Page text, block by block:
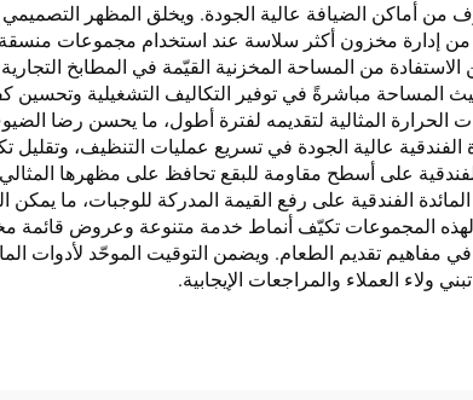
من أماكن الضيافة عالية الجودة. ويخلق المظهر
إدارة مخزون أكثر سلاسة عند استخدام مجموعات منسقة،
الاستفادة من المساحة المخزنية القيّمة في المطابخ
المساحة مباشرةً في توفير التكاليف التشغيلية وتحسين
المثالية لتقديمه لفترة أطول، ما يحسن رضا
عالية الجودة في تسريع عمليات التنظيف، وتقليل
على أسطح مقاومة للبقع تحافظ على مظهرها
الفندقية على رفع القيمة المدركة للوجبات، ما
لهذه المجموعات تكيّف أنماط خدمة متنوعة وعروض قائمة
مفاهيم تقديم الطعام. ويضمن التوقيت الموحّد لأدوات
العملاء والمراجعات الإيجابية.